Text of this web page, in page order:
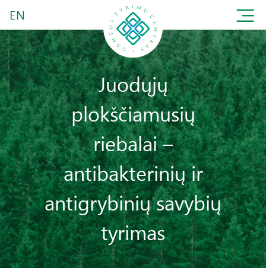
EN
Juodųjų
plokščiamusių
riebalai –
antibakterinių ir
antigrybinių savybių
tyrimas